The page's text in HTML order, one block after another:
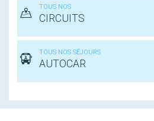
TOUS NOS
CIRCUITS
TOUS NOS SÉJOURS
AUTOCAR